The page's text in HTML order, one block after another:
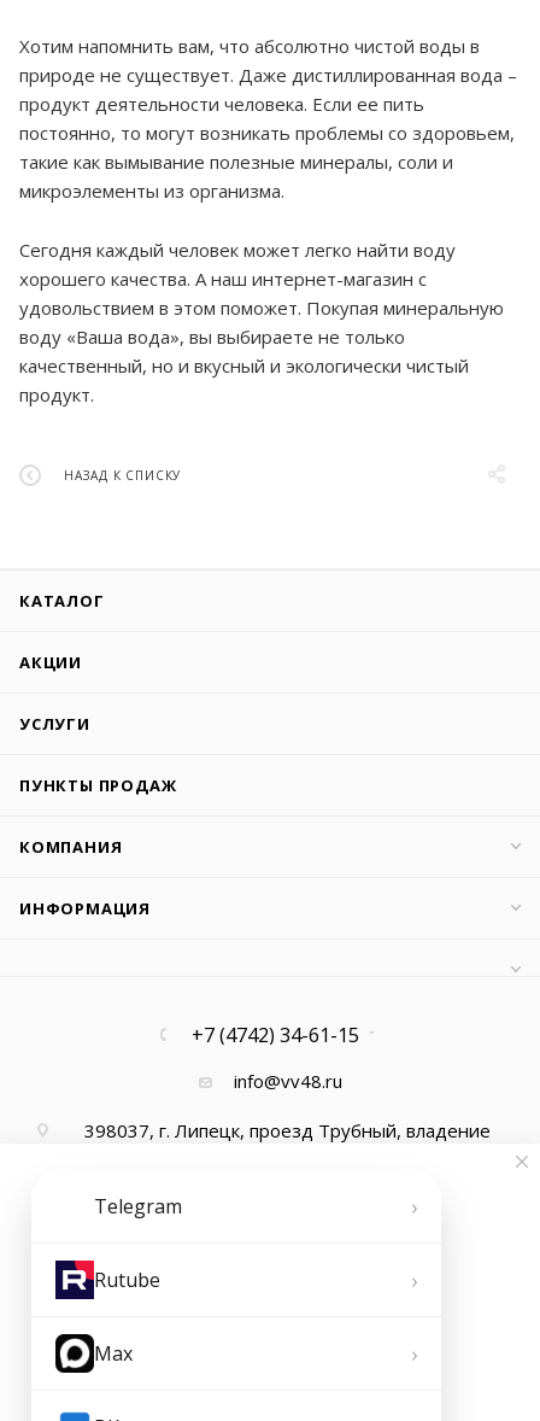
Хотим напомнить вам, что абсолютно чистой воды в
природе не существует. Даже дистиллированная вода –
продукт деятельности человека. Если ее пить
постоянно, то могут возникать проблемы со здоровьем,
такие как вымывание полезные минералы, соли и
микроэлементы из организма.
Сегодня каждый человек может легко найти воду
хорошего качества. А наш интернет-магазин с
удовольствием в этом поможет. Покупая минеральную
воду «Ваша вода», вы выбираете не только
качественный, но и вкусный и экологически чистый
продукт.
НАЗАД К СПИСКУ
КАТАЛОГ
АКЦИИ
УСЛУГИ
ПУНКТЫ ПРОДАЖ
КОМПАНИЯ
ИНФОРМАЦИЯ
+7 (4742) 34-61-15
info@vv48.ru
398037, г. Липецк, проезд Трубный, владение
Telegram ›
Rutube ›
Max ›